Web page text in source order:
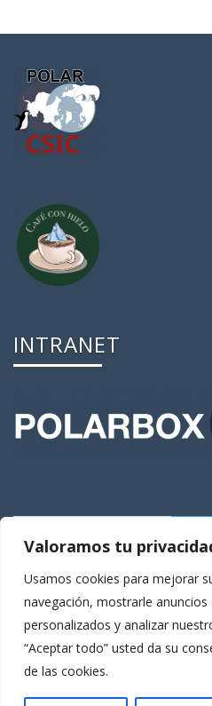
Valoramos tu
Usamos cookies para mejorar
navegación, mostrarle
personalizados y analizar
“Aceptar todo” usted da su
de las cookies.
INTRANET
© 2016 Tema Enigma|Tema